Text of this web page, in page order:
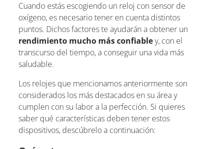
Cuando estás escogiendo un reloj con sensor de
oxígeno, es necesario tener en cuenta distintos
puntos. Dichos factores te ayudarán a obtener un
rendimiento mucho más confiabley, con el
transcurso del tiempo, a conseguir una vida más
saludable.
Los relojes que mencionamos anteriormente son
considerados los más destacados en su área y
cumplen con su labor a la perfección. Si quieres
saber qué características deben tener estos
dispositivos, descúbrelo a continuación: